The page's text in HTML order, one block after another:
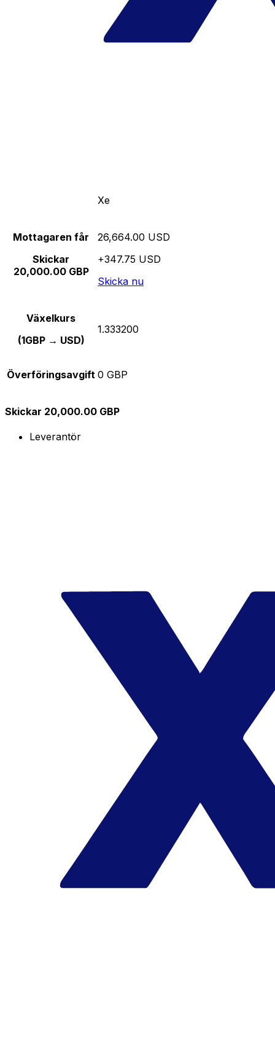
Xe
Mottagaren får
Skickar
20,000.00 GBP
26,664.00 USD
+347.75 USD
Skicka nu
Växelkurs
(1GBP → USD)
1.333200
Överföringsavgift 0 GBP
Skickar 20,000.00 GBP
Leverantör